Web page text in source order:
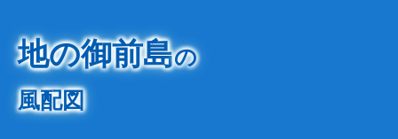
地の御前島の
風配図